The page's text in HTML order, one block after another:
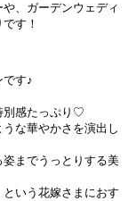
、ガーデンウェディ
す！
です♪
別感たっぷり♡
な華やかさを演出し
までうっとりする美
という花嫁さまにおす